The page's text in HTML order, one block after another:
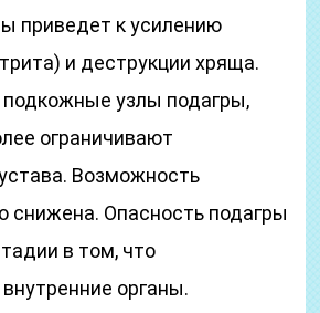
приведет к усилению
и деструкции хряща.
узлы подагры,
ограничивают
Возможность
снижена. Опасность подагры
в том, что
органы.